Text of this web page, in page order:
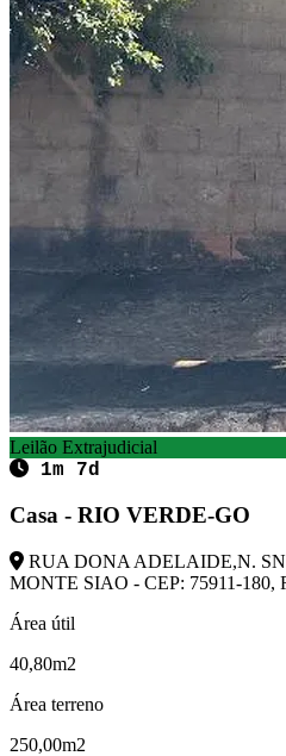
Leilão Extrajudicial
1m 7d
Casa - RIO VERDE-GO
RUA DONA ADELAIDE,N.
MONTE SIAO - CEP: 75911-
Área útil
40,80m2
Área terreno
250,00m2